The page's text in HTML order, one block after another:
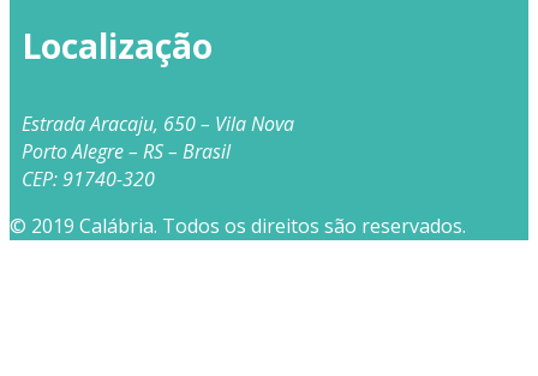
Localização
Estrada Aracaju, 650 – Vila Nova
Porto Alegre – RS – Brasil
CEP: 91740-320
© 2019 Calábria. Todos os direitos são reservados.